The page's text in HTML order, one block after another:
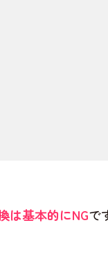
は基本的にNGで